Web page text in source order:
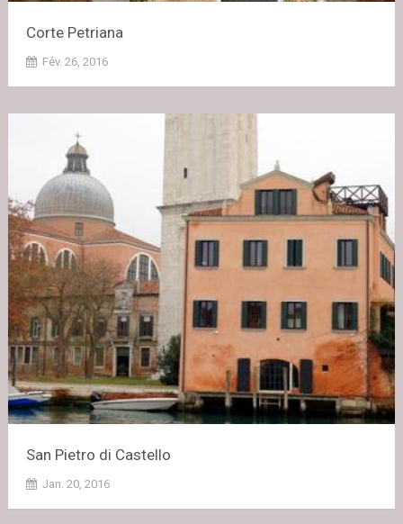
Corte Petriana
Fév. 26, 2016
San Pietro di Castello
Jan. 20, 2016